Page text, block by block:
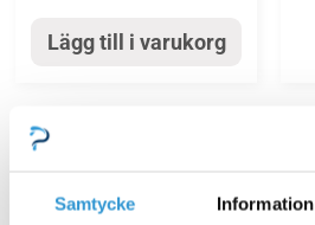
Samtycke Information
Lägg till i varukorg